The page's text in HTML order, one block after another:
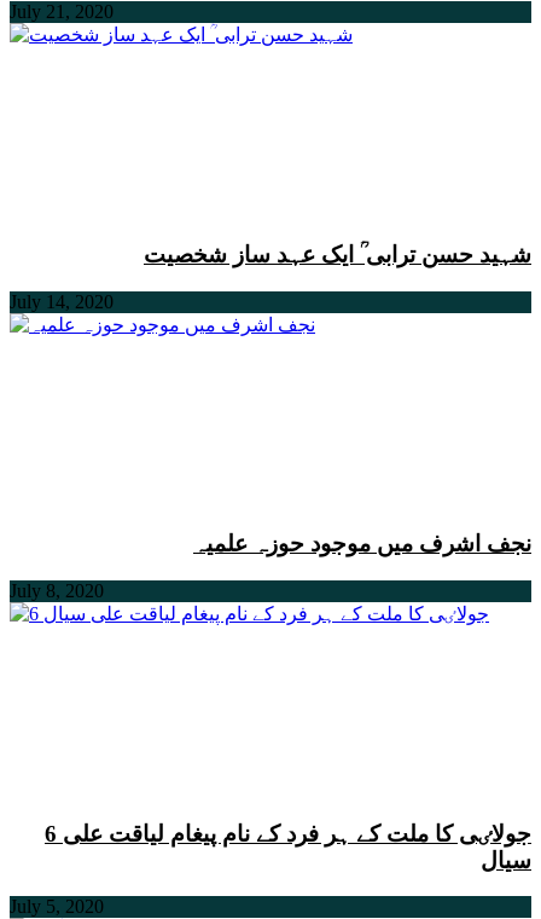
July 21, 2020
شہید حسن ترابی ؒ ایک عہد ساز شخصیت
July 14, 2020
نجف اشرف میں موجود حوزہ علمیہ
July 8, 2020
6 جولاٸی کا ملت کے ہر فرد کے نام پیغام لیاقت علی
سیال
July 5, 2020